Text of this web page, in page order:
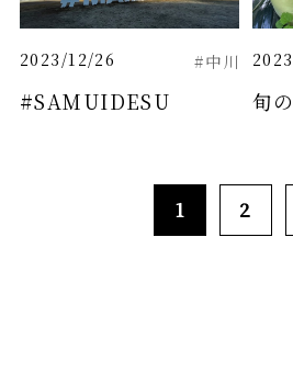
2023/12/26 #中川
#SAMUIDESU 旬
1 2